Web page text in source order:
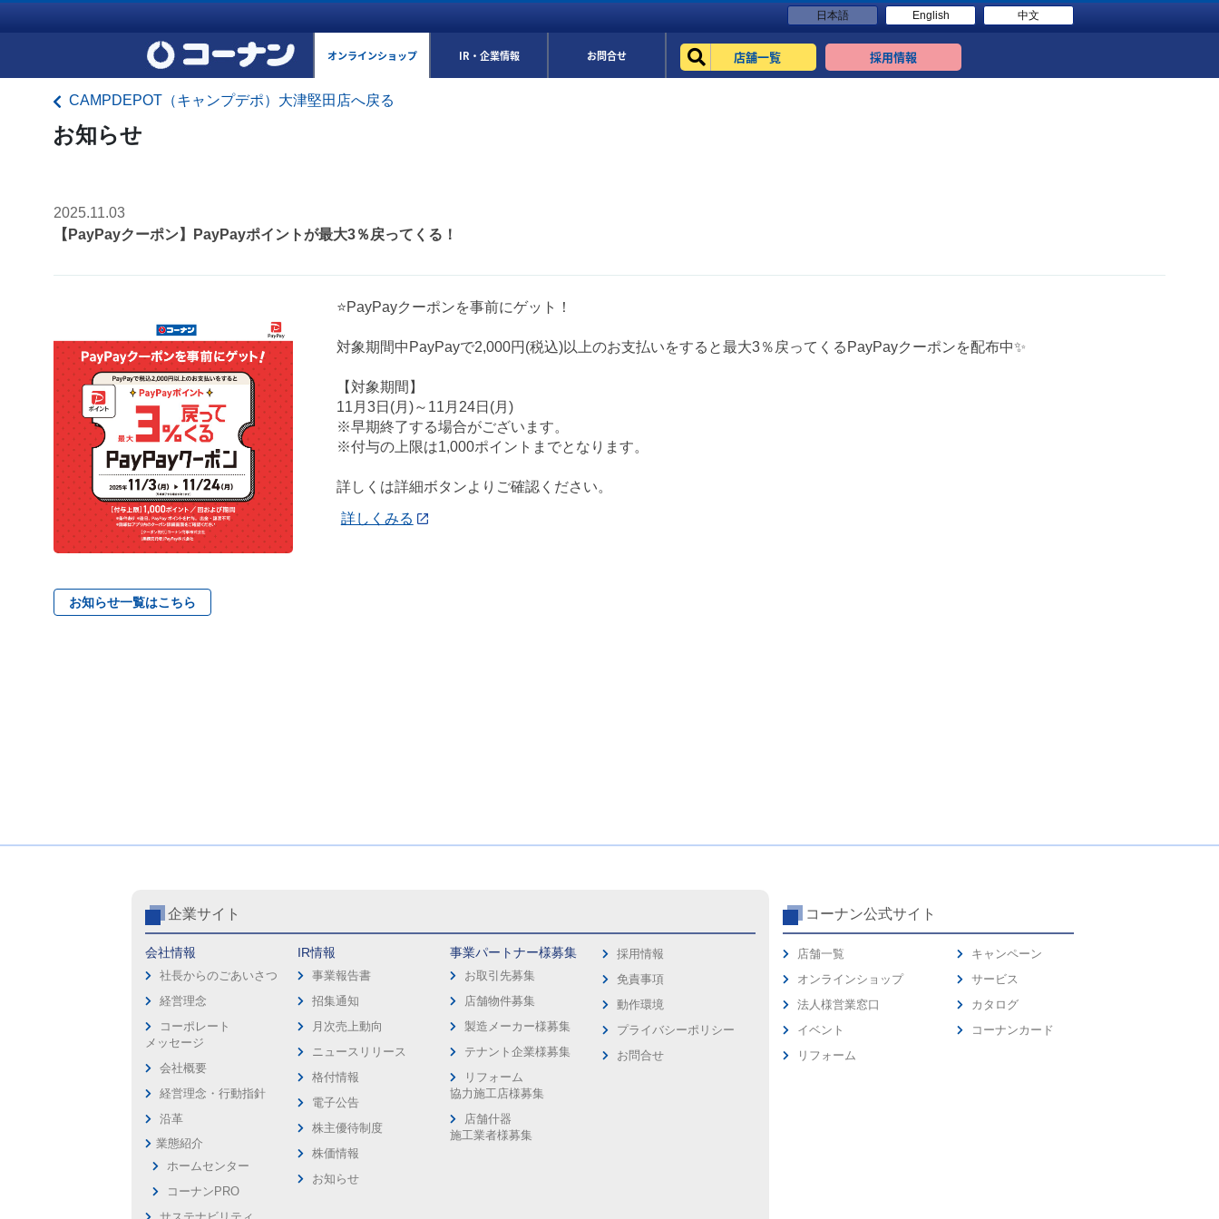
日本語 English 中文
オンラインショップ IR・企業情報 お問合せ 店舗一覧 採用情報
CAMPDEPOT（キャンプデポ）大津堅田店へ戻る
お知らせ
2025.11.03
【PayPayクーポン】PayPayポイントが最大3％戻ってくる！
⭐PayPayクーポンを事前にゲット！
対象期間中PayPayで2,000円(税込)以上のお支払いをすると最大3％戻ってくるPayPayクーポンを配布中✨
【対象期間】
11月3日(月)～11月24日(月)
※早期終了する場合がございます。
※付与の上限は1,000ポイントまでとなります。
詳しくは詳細ボタンよりご確認ください。
詳しくみる
お知らせ一覧はこちら
企業サイト
会社情報
社長からのごあいさつ
経営理念
コーポレート
メッセージ
会社概要
経営理念・行動指針
沿革
業態紹介
ホームセンター
コーナンPRO
IR情報
事業報告書
招集通知
月次売上動向
ニュースリリース
格付情報
電子公告
株主優待制度
株価情報
お知らせ
事業パートナー様募集
お取引先募集
店舗物件募集
製造メーカー様募集
テナント企業様募集
リフォーム
協力施工店様募集
店舗什器
施工業者様募集
採用情報
免責事項
動作環境
プライバシーポリシー
お問合せ
コーナン公式サイト
店舗一覧
オンラインショップ
法人様営業窓口
イベント
リフォーム
キャンペーン
サービス
カタログ
コーナンカード